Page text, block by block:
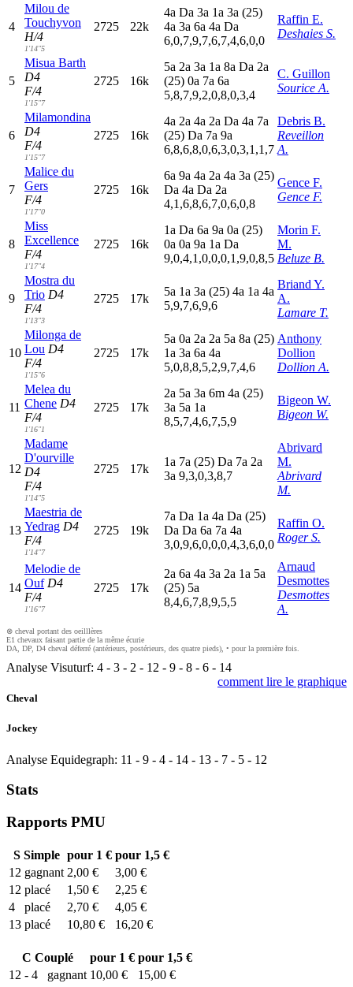
4
Milou de
Touchyvon
H/4
1'14"5
2725 22k
4a Da 3a 1a 3a (25)
4a 3a 6a 4a Da
6,0,7,9,7,6,7,4,6,0,0
Raffin E.
Deshaies S.
5
Misua Barth
D4
F/4
1'15"7
2725 16k
5a 2a 3a 1a 8a Da 2a
(25) 0a 7a 6a
5,8,7,9,2,0,8,0,3,4
C. Guillon
Sourice A.
6
Milamondina
D4
F/4
1'15"7
2725 16k
4a 2a 4a 2a Da 4a 7a
(25) Da 7a 9a
6,8,6,8,0,6,3,0,3,1,1,7
Debris B.
Reveillon
A.
7
Malice du
Gers
F/4
1'17"0
2725 16k
6a 9a 4a 2a 4a 3a (25)
Da 4a Da 2a
4,1,6,8,6,7,0,6,0,8
Gence F.
Gence F.
8
Miss
Excellence
F/4
1'17"4
2725 16k
1a Da 6a 9a 0a (25)
0a 0a 9a 1a Da
9,0,4,1,0,0,0,1,9,0,8,5
Morin F.
M.
Beluze B.
9
Mostra du
Trio D4
F/4
1'13"3
2725 17k
5a 1a 3a (25) 4a 1a 4a
5,9,7,6,9,6
Briand Y.
A.
Lamare T.
10
Milonga de
Lou D4
F/4
1'15"6
2725 17k
5a 0a 2a 2a 5a 8a (25)
1a 3a 6a 4a
5,0,8,8,5,2,9,7,4,6
Anthony
Dollion
Dollion A.
11
Melea du
Chene D4
F/4
1'16"1
2725 17k
2a 5a 3a 6m 4a (25)
3a 5a 1a
8,5,7,4,6,7,5,9
Bigeon W.
Bigeon W.
12
Madame
D'ourville
D4
F/4
1'14"5
2725 17k
1a 7a (25) Da 7a 2a
3a 9,3,0,3,8,7
Abrivard
M.
Abrivard
M.
13
Maestria de
Yedrag D4
F/4
1'14"7
2725 19k
7a Da 1a 4a Da (25)
Da Da 6a 7a 4a
3,0,9,6,0,0,0,4,3,6,0,0
Raffin O.
Roger S.
14
Melodie de
Ouf D4
F/4
1'16"7
2725 17k
2a 6a 4a 3a 2a 1a 5a
(25) 5a
8,4,6,7,8,9,5,5
Arnaud
Desmottes
Desmottes
A.
⊗ cheval portant des oeilllères
E1 chevaux faisant partie de la même écurie
DA, DP, D4 cheval déferré (antérieurs, postérieurs, des quatre pieds), • pour la première fois.
Analyse Visuturf: 4 - 3 - 2 - 12 - 9 - 8 - 6 - 14
comment lire le graphique
Cheval
Jockey
Analyse Equidegraph: 11 - 9 - 4 - 14 - 13 - 7 - 5 - 12
Stats
Rapports PMU
SSimple pour 1 € pour 1,5 €
12 gagnant 2,00 €
3,00 €
12 placé 1,50 €
2,25 €
4
placé 2,70 €
4,05 €
13 placé 10,80 € 16,20 €
C Couplé pour 1 € pour 1,5 €
12 - 4
gagnant 10,00 €
15,00 €